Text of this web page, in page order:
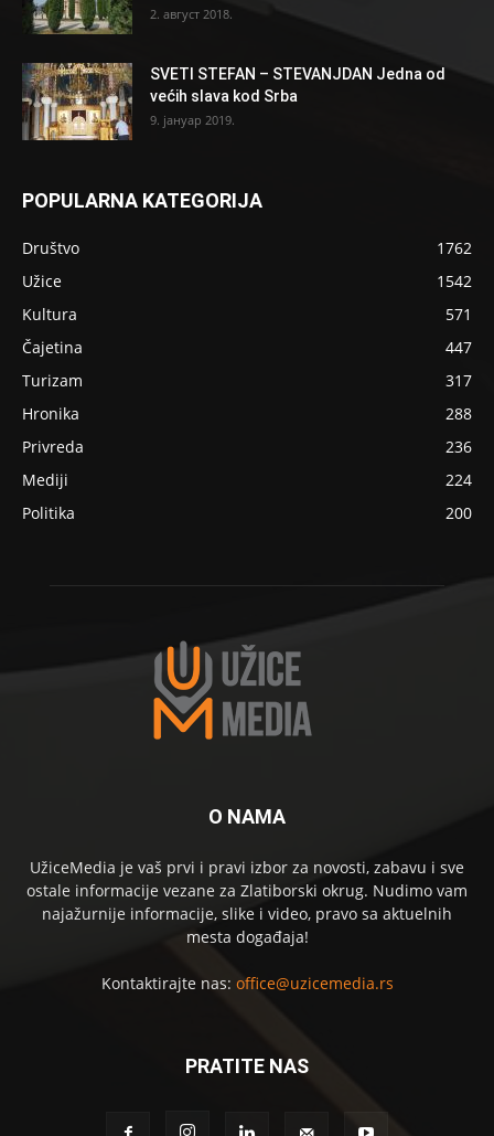
2. август 2018.
SVETI STEFAN – STEVANJDAN Jedna od
većih slava kod Srba
9. јануар 2019.
POPULARNA KATEGORIJA
Društvo
1762
Užice
1542
Kultura
571
Čajetina
447
Turizam
317
Hronika
288
Privreda
236
Mediji
224
Politika
200
O NAMA
UžiceMedia je vaš prvi i pravi izbor za novosti, zabavu i sve
ostale informacije vezane za Zlatiborski okrug. Nudimo vam
najažurnije informacije, slike i video, pravo sa aktuelnih
mesta događaja!
Kontaktirajte nas: office@uzicemedia.rs
PRATITE NAS